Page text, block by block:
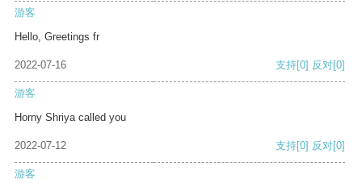
游客
Hello, Greetings fr
2022-07-16 支持[0] 反对[0]
游客
Horny Shriya called you
2022-07-12 支持[0] 反对[0]
游客